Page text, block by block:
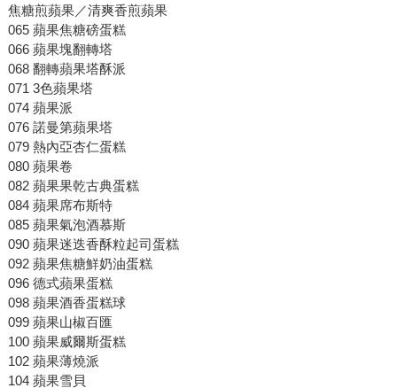
焦糖煎蘋果／清爽香煎蘋果
065 蘋果焦糖磅蛋糕
066 蘋果塊翻轉塔
068 翻轉蘋果塔酥派
071 3色蘋果塔
074 蘋果派
076 諾曼第蘋果塔
079 熱內亞杏仁蛋糕
080 蘋果卷
082 蘋果果乾古典蛋糕
084 蘋果席布斯特
085 蘋果氣泡酒慕斯
090 蘋果迷迭香酥粒起司蛋糕
092 蘋果焦糖鮮奶油蛋糕
096 德式蘋果蛋糕
098 蘋果酒香蛋糕球
099 蘋果山椒百匯
100 蘋果威爾斯蛋糕
102 蘋果薄燒派
104 蘋果雪貝